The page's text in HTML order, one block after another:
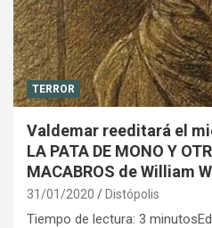
TERROR
Valdemar reeditará el
LA PATA DE MONO Y
MACABROS de William
31/01/2020 Distópolis
Tiempo de lectura: 3